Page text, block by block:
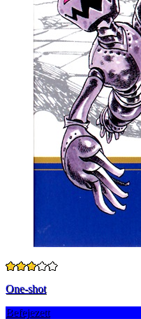
One-shot
Befejezett